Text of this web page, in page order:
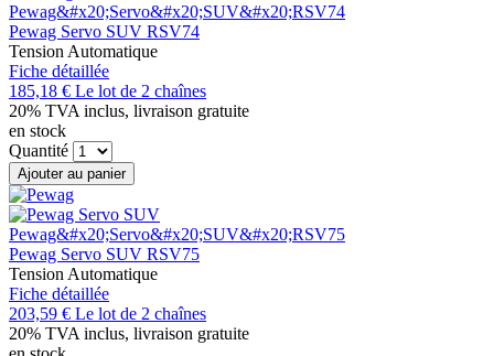
Pewag Servo SUV RSV74
Tension Automatique
Fiche détaillée
185,18 € Le lot de 2 chaînes
20% TVA inclus, livraison gratuite
en stock
Quantité
Ajouter au panier
Pewag Servo SUV RSV75
Tension Automatique
Fiche détaillée
203,59 € Le lot de 2 chaînes
20% TVA inclus, livraison gratuite